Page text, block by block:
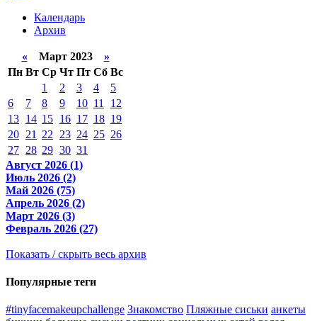
Календарь
Архив
«Март 2023 »
Пн Вт Ср Чт Пт Сб Вс
1
2 3 4
5
6
7 8 9 10 11
12
13 14 15 16 17 18 19
20 21 22 23 24 25 26
27 28 29 30 31
Август 2026 (1)
Июль 2026 (2)
Май 2026 (75)
Апрель 2026 (2)
Март 2026 (3)
Февраль 2026 (27)
Показать / скрыть весь архив
Популярные теги
#tinyfacemakeupchallenge Знакомство Пляжные сиськи анкеты